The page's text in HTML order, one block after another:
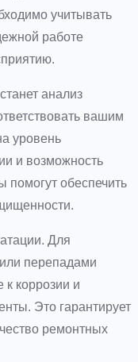
учитывать
работе
анализ
вашим
уровень
и возможность
помогут обеспечить
Для
перепадами
к коррозии и
Это гарантирует
ремонтных